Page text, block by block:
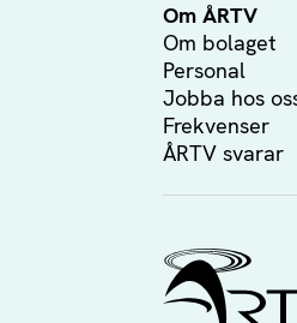
Om ÅRTV
Om bolaget
Personal
Jobba hos
Frekvenser
ÅRTV svarar
Ålands Radio